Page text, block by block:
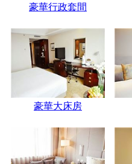
豪華行政套間
豪華大床房